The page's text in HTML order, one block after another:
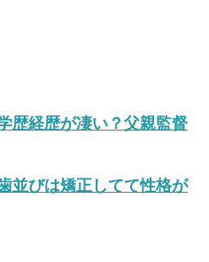
歴経歴が凄い？父親監督
並びは矯正してて性格が